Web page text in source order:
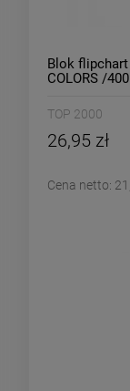
Blok flipchart
COLORS /
TOP 2000
26,95 zł
Cena netto: